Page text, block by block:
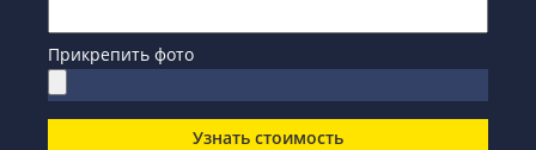
Прикрепить фото
Узнать стоимость